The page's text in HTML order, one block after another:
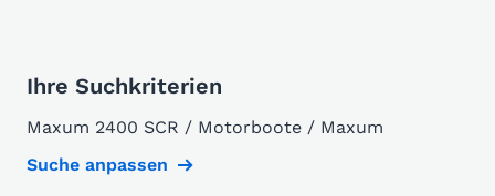
Ihre Suchkriterien
Maxum 2400 SCR / Motorboote / Maxum
Suche anpassen